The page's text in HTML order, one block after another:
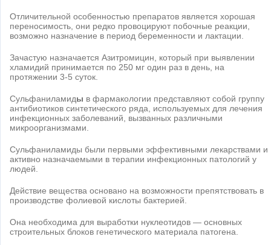
Отличительной особенностью препаратов является хорошая
переносимость, они редко провоцируют побочные реакции,
возможно назначение в период беременности и лактации.
Зачастую назначается Азитромицин, который при выявлении
хламидий принимается по 250 мг один раз в день, на
протяжении 3-5 суток.
Сульфаниламиды в фармакологии представляют собой группу
антибиотиков синтетического ряда, используемых для лечения
инфекционных заболеваний, вызванных различными
микроорганизмами.
Сульфаниламиды были первыми эффективными лекарствами и
активно назначаемыми в терапии инфекционных патологий у
людей.
Действие вещества основано на возможности препятствовать в
производстве фолиевой кислоты бактерией.
Она необходима для выработки нуклеотидов — основных
строительных блоков генетического материала патогена.